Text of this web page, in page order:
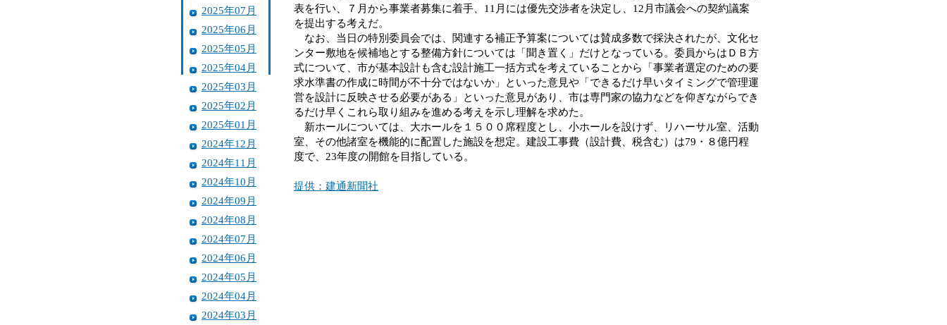
2025年07月
2025年06月
2025年05月
2025年04月
2025年03月
2025年02月
2025年01月
2024年12月
2024年11月
2024年10月
2024年09月
2024年08月
2024年07月
2024年06月
2024年05月
2024年04月
2024年03月
表を行い、７月から事業者募集に着手、11月には優先交渉者を決定し、12月市議会への契約議案
を提出する考えだ。
なお、当日の特別委員会では、関連する補正予算案については賛成多数で採決されたが、文化セ
ンター敷地を候補地とする整備方針については「聞き置く」だけとなっている。委員からはＤＢ方
式について、市が基本設計も含む設計施工一括方式を考えていることから「事業者選定のための要
求水準書の作成に時間が不十分ではないか」といった意見や「できるだけ早いタイミングで管理運
営を設計に反映させる必要がある」といった意見があり、市は専門家の協力などを仰ぎながらでき
るだけ早くこれら取り組みを進める考えを示し理解を求めた。
新ホールについては、大ホールを１５００席程度とし、小ホールを設けず、リハーサル室、活動
室、その他諸室を機能的に配置した施設を想定。建設工事費（設計費、税含む）は79・８億円程
度で、23年度の開館を目指している。
提供：建通新聞社